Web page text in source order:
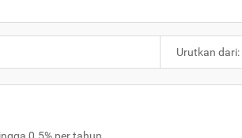
Urutkan dari: